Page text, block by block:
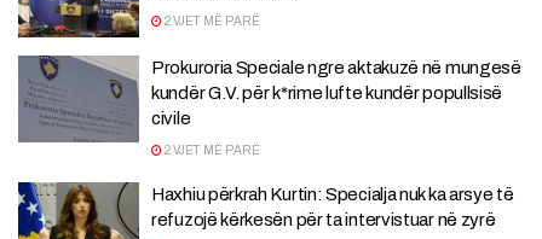
2 VJET MË PARË
Prokuroria Speciale ngre aktakuzë në mungesë
kundër G.V. për k*rime lufte kundër popullsisë
civile
2 VJET MË PARË
Haxhiu përkrah Kurtin: Specialja nuk ka arsye të
refuzojë kërkesën për ta intervistuar në zyrë